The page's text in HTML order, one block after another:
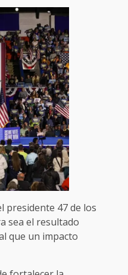
presidente 47 de los
sea el resultado
que un impacto